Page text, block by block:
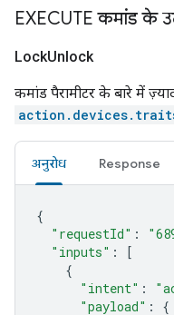
EXECUTE कमांड के
LockUnlock
कमांड पैरामीटर के बारे में
अनुरोध Response
{
"requestId" :
"inputs" :
[
{
"intent" :
"payload" :
{